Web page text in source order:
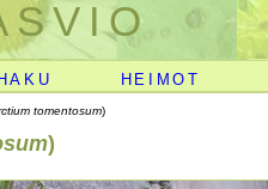
HEIMOT
tomentosum)
)